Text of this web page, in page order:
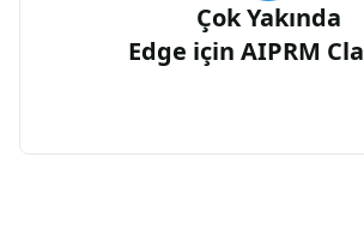
Çok Yakında
Edge için AIPRM